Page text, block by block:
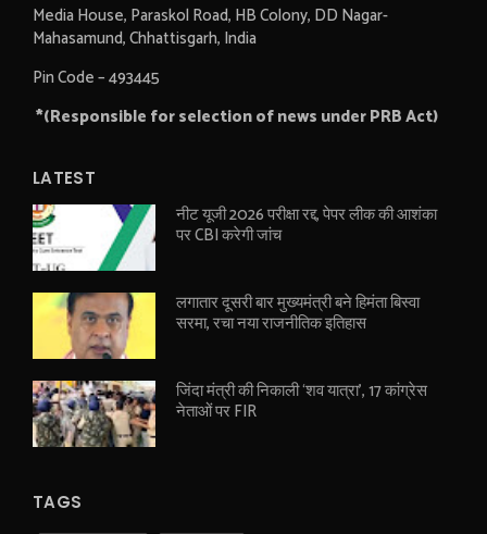
Media House, Paraskol Road, HB Colony, DD Nagar-
Mahasamund, Chhattisgarh, India
Pin Code – 493445
*(Responsible for selection of news under PRB Act)
LATEST
नीट यूजी 2026 परीक्षा रद्द, पेपर लीक की आशंका
पर CBI करेगी जांच
लगातार दूसरी बार मुख्यमंत्री बने हिमंता बिस्वा
सरमा, रचा नया राजनीतिक इतिहास
जिंदा मंत्री की निकाली ‘शव यात्रा’, 17 कांग्रेस
नेताओं पर FIR
TAGS